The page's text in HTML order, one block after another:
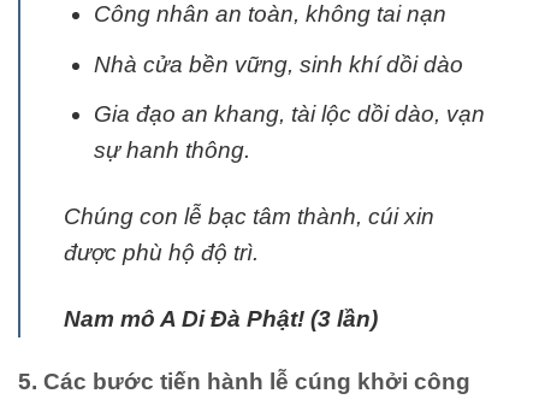
Công nhân an toàn, không tai nạn
Nhà cửa bền vững, sinh khí dồi dào
Gia đạo an khang, tài lộc dồi dào, vạn
sự hanh thông.
Chúng con lễ bạc tâm thành, cúi xin
được phù hộ độ trì.
Nam mô A Di Đà Phật! (3 lần)
5. Các bước tiến hành lễ cúng khởi công